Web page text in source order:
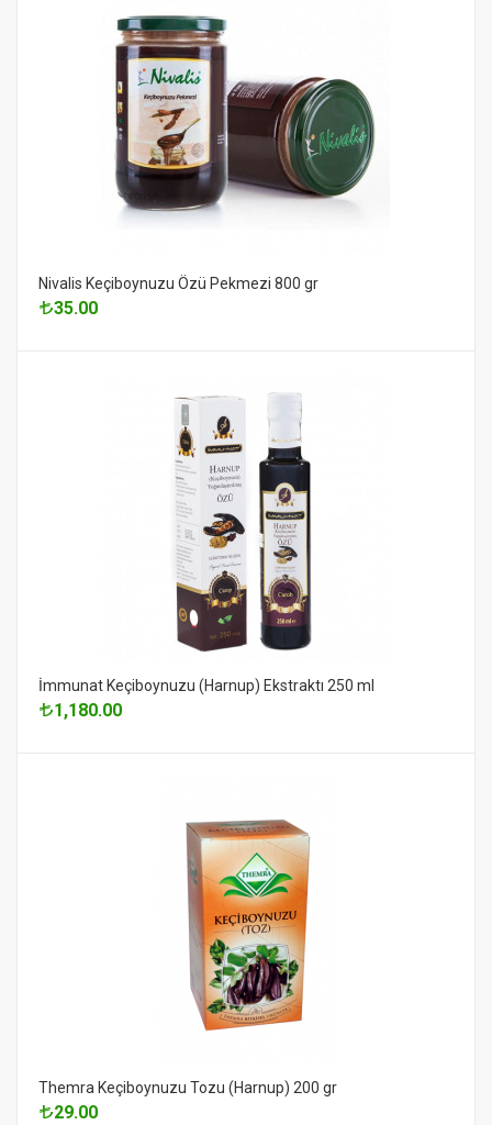
Nivalis Keçiboynuzu Özü Pekmezi 800 gr
35.00
İmmunat Keçiboynuzu (Harnup) Ekstraktı 250 ml
1,180.00
Themra Keçiboynuzu Tozu (Harnup) 200 gr
29.00